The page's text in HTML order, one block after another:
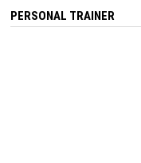
PERSONAL TRAINER